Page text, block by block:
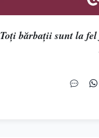
Toţi bărbaţii sunt la fel